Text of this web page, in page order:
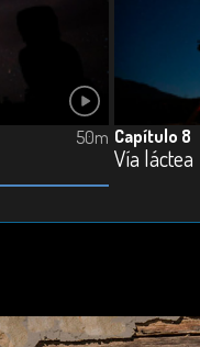
50m Capítulo 8
Vía láctea